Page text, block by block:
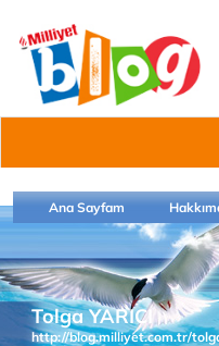
Ana Sayfam
Tolga YARICI
http://blog.milliyet.com.tr/